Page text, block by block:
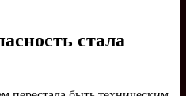
стала